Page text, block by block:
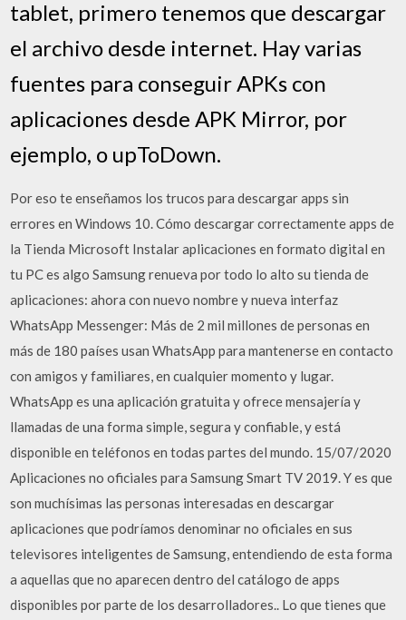
tablet, primero tenemos que descargar
el archivo desde internet. Hay varias
fuentes para conseguir APKs con
aplicaciones desde APK Mirror, por
ejemplo, o upToDown.
Por eso te enseñamos los trucos para descargar apps sin
errores en Windows 10. Cómo descargar correctamente apps de
la Tienda Microsoft Instalar aplicaciones en formato digital en
tu PC es algo Samsung renueva por todo lo alto su tienda de
aplicaciones: ahora con nuevo nombre y nueva interfaz
WhatsApp Messenger: Más de 2 mil millones de personas en
más de 180 países usan WhatsApp para mantenerse en contacto
con amigos y familiares, en cualquier momento y lugar.
WhatsApp es una aplicación gratuita y ofrece mensajería y
llamadas de una forma simple, segura y confiable, y está
disponible en teléfonos en todas partes del mundo. 15/07/2020
Aplicaciones no oficiales para Samsung Smart TV 2019. Y es que
son muchísimas las personas interesadas en descargar
aplicaciones que podríamos denominar no oficiales en sus
televisores inteligentes de Samsung, entendiendo de esta forma
a aquellas que no aparecen dentro del catálogo de apps
disponibles por parte de los desarrolladores.. Lo que tienes que